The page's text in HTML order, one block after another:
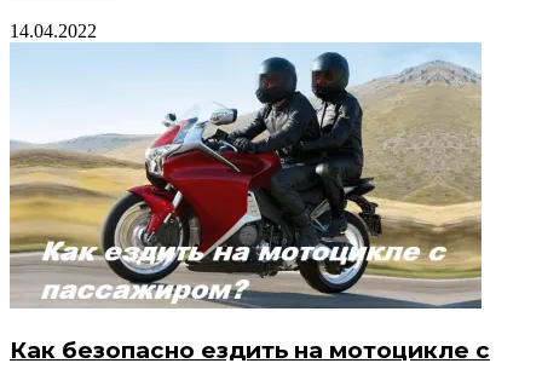
14.04.2022
Как безопасно ездить на мотоцикле с